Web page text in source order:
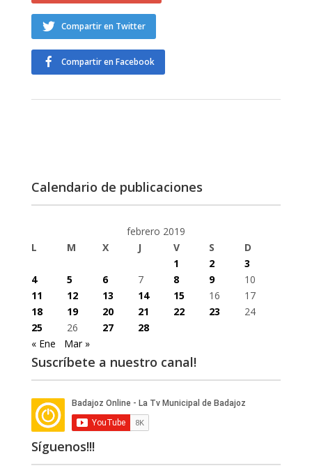
Compartir en Twitter
Compartir en Facebook
Calendario de publicaciones
febrero 2019
L
M X J V S
D
1
2
3
4
5 6 7 8 9
10
11
12 13 14 15 16
17
18
19 20 21 22 23
24
25
26 27
28
« Ene
Mar »
Suscríbete a nuestro canal!
Síguenos!!!